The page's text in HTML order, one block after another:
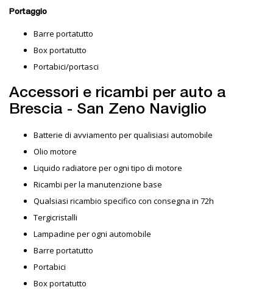
Portaggio
Barre portatutto
Box portatutto
Portabici/portasci
Accessori e ricambi per auto a
Brescia - San Zeno Naviglio
Batterie di avviamento per qualisiasi automobile
Olio motore
Liquido radiatore per ogni tipo di motore
Ricambi per la manutenzione base
Qualsiasi ricambio specifico con consegna in 72h
Tergicristalli
Lampadine per ogni automobile
Barre portatutto
Portabici
Box portatutto